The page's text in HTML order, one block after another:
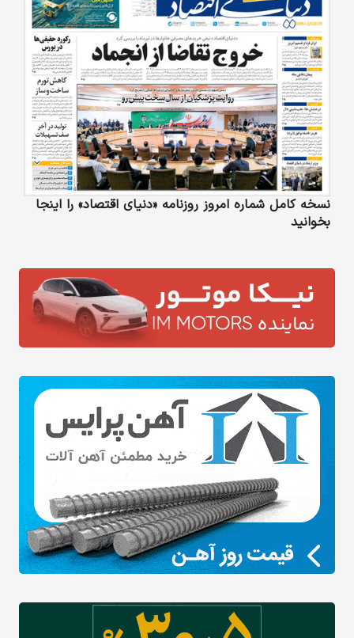
نسخه کامل شماره امروز روزنامه «دنیای‌ اقتصاد» را اینجا
بخوانید